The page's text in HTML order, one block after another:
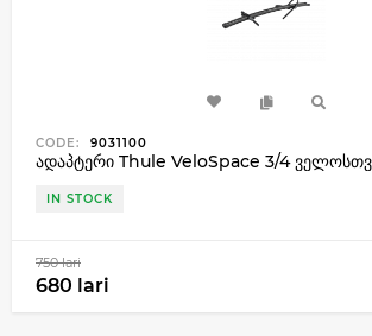
CODE: 9031100
ადაპტერი Thule VeloSpace 3/4
IN STOCK
750 lari
680 lari